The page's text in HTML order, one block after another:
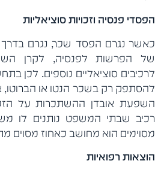
הפסדי פנסיה וזכויות סוציאליות
כאשר נגרם הפסד שכר, נגרם
של הפרשות לפנסיה, לקרן
לרכיבים סוציאליים נוספים. לכן
להסתפק רק בשכר הנטו או
השפעת אובדן ההשתכרות על
רכיב שבתי המשפט נותנים לו
מסוימים הוא מחושב כאחוז מסוים
הוצאות רפואיות